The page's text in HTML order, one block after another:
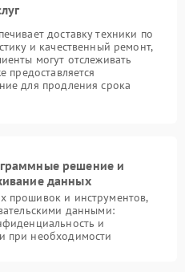
доставку техники по
и качественный ремонт,
могут отслеживать
предоставляется
для продления срока
решение и
данных
прошивок и инструментов,
данными:
и
при необходимости